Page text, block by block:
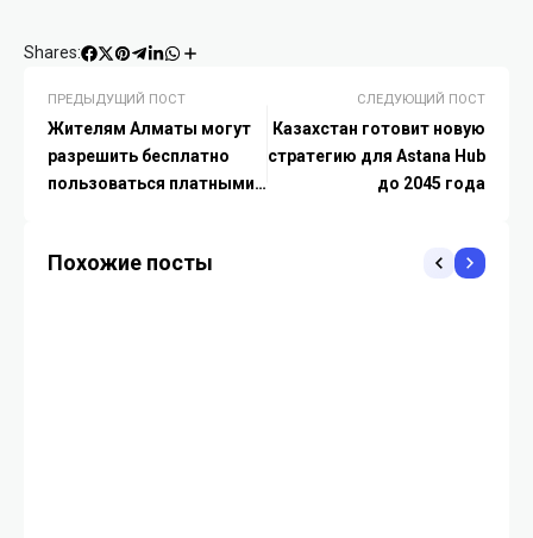
Shares:
ПРЕДЫДУЩИЙ ПОСТ
Жителям Алматы могут
разрешить бесплатно
пользоваться платными
СЛЕДУЮЩИЙ ПОСТ
Казахстан готовит новую
стратегию для Astana Hub
до 2045 года
Похожие посты